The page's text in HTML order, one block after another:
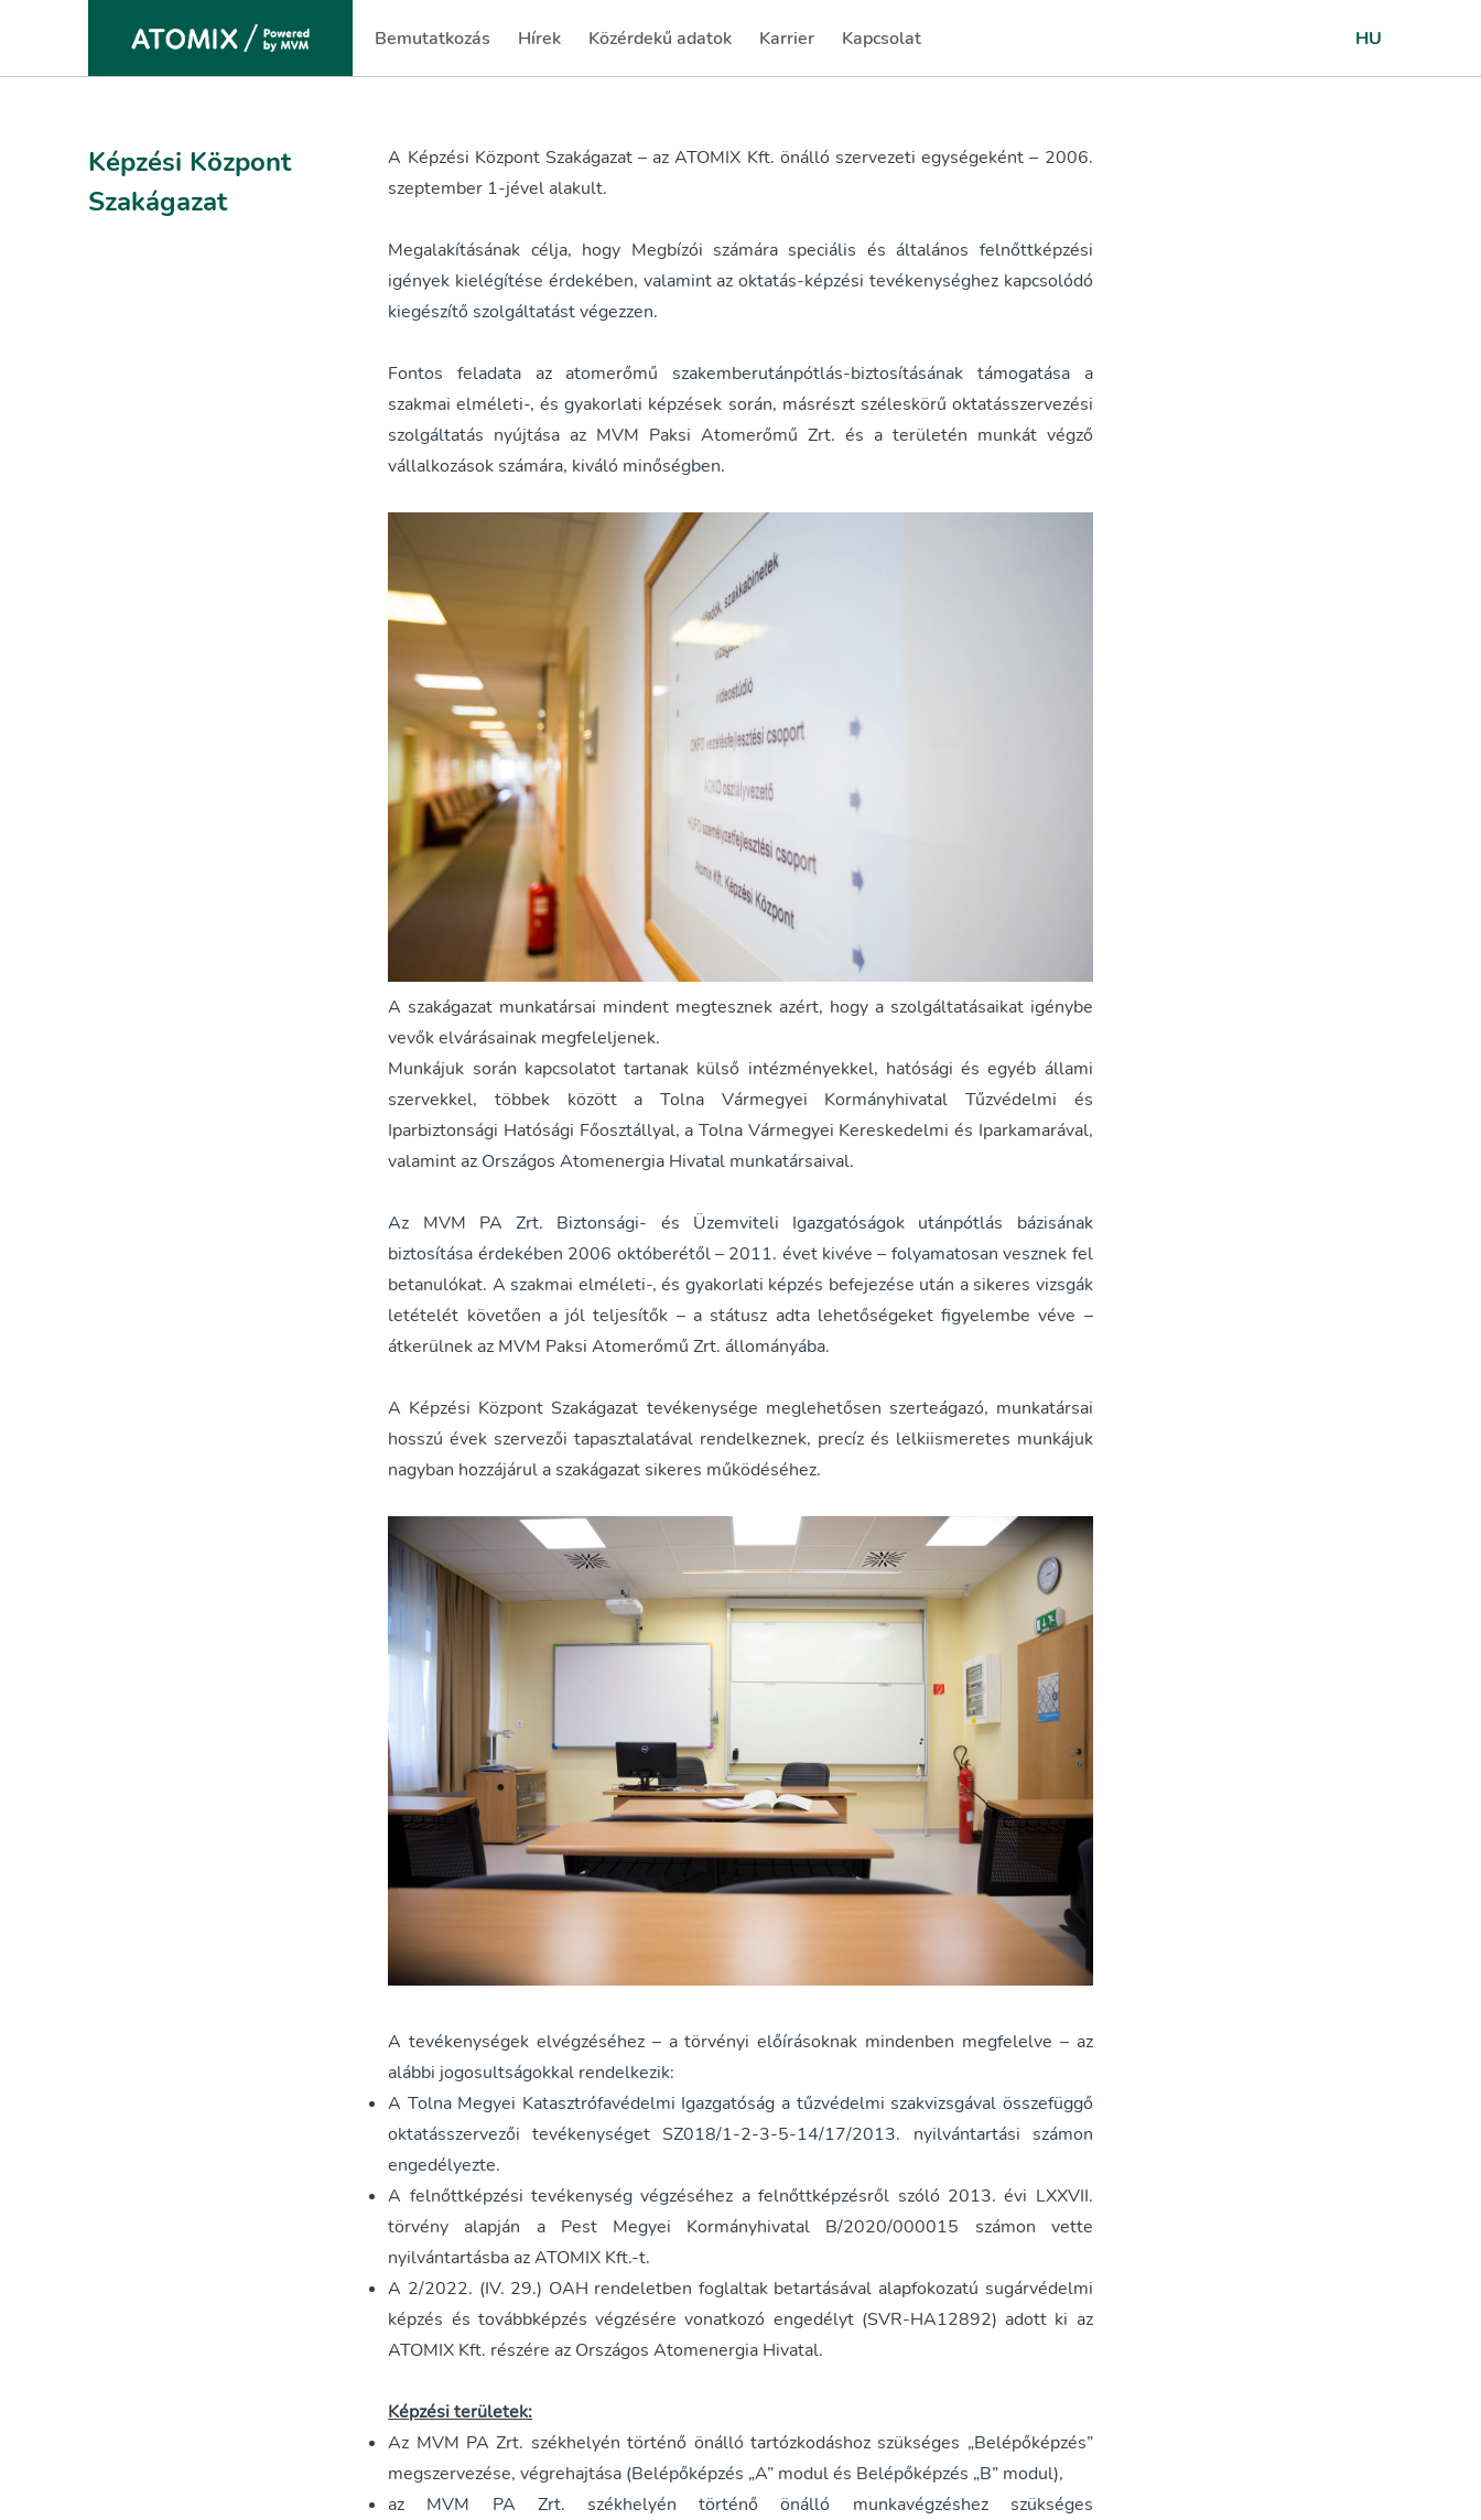
Bemutatkozás
(current) Hírek
(current) Közérdekű adatok Karrier
(current) Kapcsolat
(current) HU
Képzési Központ
Szakágazat
A Képzési Központ Szakágazat – az ATOMIX Kft. önálló szervezeti egységeként – 2006.
szeptember 1-jével alakult.
Megalakításának célja, hogy Megbízói számára speciális és általános felnőttképzési
igények kielégítése érdekében, valamint az oktatás-képzési tevékenységhez kapcsolódó
kiegészítő szolgáltatást végezzen.
Fontos feladata az atomerőmű szakemberutánpótlás-biztosításának támogatása a
szakmai elméleti-, és gyakorlati képzések során, másrészt széleskörű oktatásszervezési
szolgáltatás nyújtása az MVM Paksi Atomerőmű Zrt. és a területén munkát végző
vállalkozások számára, kiváló minőségben.
A szakágazat munkatársai mindent megtesznek azért, hogy a szolgáltatásaikat igénybe
vevők elvárásainak megfeleljenek.
Munkájuk során kapcsolatot tartanak külső intézményekkel, hatósági és egyéb állami
szervekkel, többek között a Tolna Vármegyei Kormányhivatal Tűzvédelmi és
Iparbiztonsági Hatósági Főosztállyal, a Tolna Vármegyei Kereskedelmi és Iparkamarával,
valamint az Országos Atomenergia Hivatal munkatársaival.
Az MVM PA Zrt. Biztonsági- és Üzemviteli Igazgatóságok utánpótlás bázisának
biztosítása érdekében 2006 októberétől – 2011. évet kivéve – folyamatosan vesznek fel
betanulókat. A szakmai elméleti-, és gyakorlati képzés befejezése után a sikeres vizsgák
letételét követően a jól teljesítők – a státusz adta lehetőségeket figyelembe véve –
átkerülnek az MVM Paksi Atomerőmű Zrt. állományába.
A Képzési Központ Szakágazat tevékenysége meglehetősen szerteágazó, munkatársai
hosszú évek szervezői tapasztalatával rendelkeznek, precíz és lelkiismeretes munkájuk
nagyban hozzájárul a szakágazat sikeres működéséhez.
A tevékenységek elvégzéséhez – a törvényi előírásoknak mindenben megfelelve – az
alábbi jogosultságokkal rendelkezik:
A Tolna Megyei Katasztrófavédelmi Igazgatóság a tűzvédelmi szakvizsgával összefüggő
oktatásszervezői tevékenységet SZ018/1-2-3-5-14/17/2013. nyilvántartási számon
engedélyezte.
A felnőttképzési tevékenység végzéséhez a felnőttképzésről szóló 2013. évi LXXVII.
törvény alapján a Pest Megyei Kormányhivatal B/2020/000015 számon vette
nyilvántartásba az ATOMIX Kft.-t.
A 2/2022. (IV. 29.) OAH rendeletben foglaltak betartásával alapfokozatú sugárvédelmi
képzés és továbbképzés végzésére vonatkozó engedélyt (SVR-HA12892) adott ki az
ATOMIX Kft. részére az Országos Atomenergia Hivatal.
Képzési területek:
Az MVM PA Zrt. székhelyén történő önálló tartózkodáshoz szükséges „Belépőképzés”
megszervezése, végrehajtása (Belépőképzés „A” modul és Belépőképzés „B” modul),
az MVM PA Zrt. székhelyén történő önálló munkavégzéshez szükséges